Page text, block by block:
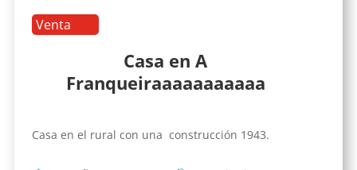
Venta
Casa en A
Franqueiraaaaaaaaaaa
Casa en el rural con una construcción 1943.